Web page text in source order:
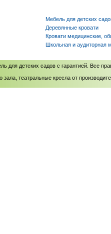
Мебель для детских
Деревянные кровати
Кровати медицинские,
Школьная и аудиторная
для детских садов с гарантией. Все
зала, театральные кресла от
на обработку персональных данных